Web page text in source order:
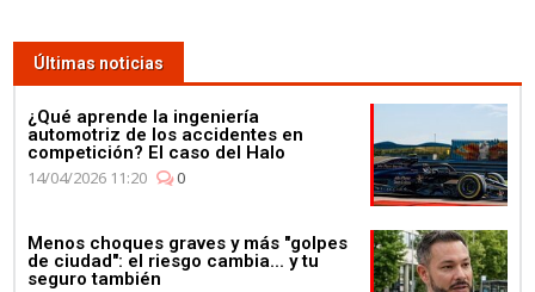
Últimas noticias
¿Qué aprende la ingeniería
automotriz de los accidentes en
competición? El caso del Halo
14/04/2026 11:20
0
Menos choques graves y más "golpes
de ciudad": el riesgo cambia... y tu
seguro también